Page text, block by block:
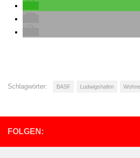
Schlagwörter: BASF Ludwigshafen
FOLGEN: